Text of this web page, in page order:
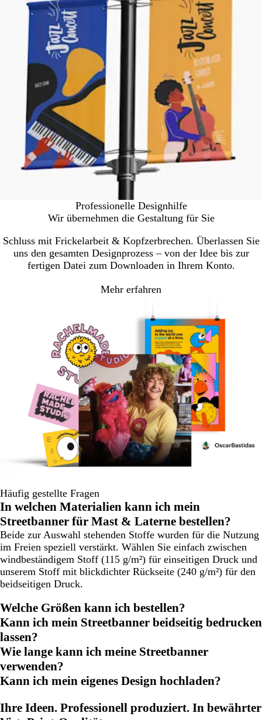
Professionelle Designhilfe
Wir übernehmen die Gestaltung für Sie
Schluss mit Frickelarbeit & Kopfzerbrechen. Überlassen Sie
uns den gesamten Designprozess – von der Idee bis zur
fertigen Datei zum Downloaden in Ihrem Konto.
Mehr erfahren
Häufig gestellte Fragen
In welchen Materialien kann ich mein
Streetbanner für Mast & Laterne bestellen?
Beide zur Auswahl stehenden Stoffe wurden für die Nutzung
im Freien speziell verstärkt. Wählen Sie einfach zwischen
windbeständigem Stoff (115 g/m²) für einseitigen Druck und
unserem Stoff mit blickdichter Rückseite (240 g/m²) für den
beidseitigen Druck.
Welche Größen kann ich bestellen?
Kann ich mein Streetbanner beidseitig bedrucken
lassen?
Wie lange kann ich meine Streetbanner
verwenden?
Kann ich mein eigenes Design hochladen?
Ihre Ideen. Professionell produziert. In bewährter